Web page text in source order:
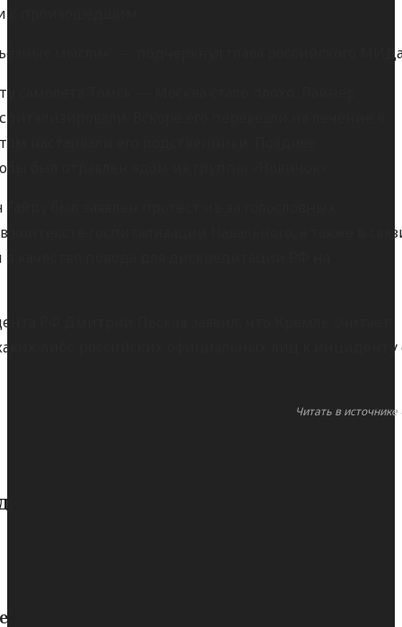
с произошедшим.
мысли», — подчеркнул глава российского
самолёта Томск — Москва стало плохо. Лайнер
Вскоре его перевезли на лечение в
настаивали его родственники. Позднее
был отравлен ядом из группы «Новичок».
был заявлен протест из-за голословных
госпитализации Навального, а также в
качестве повода для дискредитации РФ на
РФ Дмитрий Песков заявил, что Кремль считает
либо российских официальных лиц к инциденту
Читать в источнике
также прочитать!